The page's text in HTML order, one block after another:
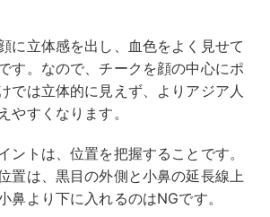
に立体感を出し、血色をよく見せて
す。なので、チークを顔の中心にポ
では立体的に見えず、よりアジア人
やすくなります。
ントは、位置を把握することです。
置は、黒目の外側と小鼻の延長線上
鼻より下に入れるのはNGです。